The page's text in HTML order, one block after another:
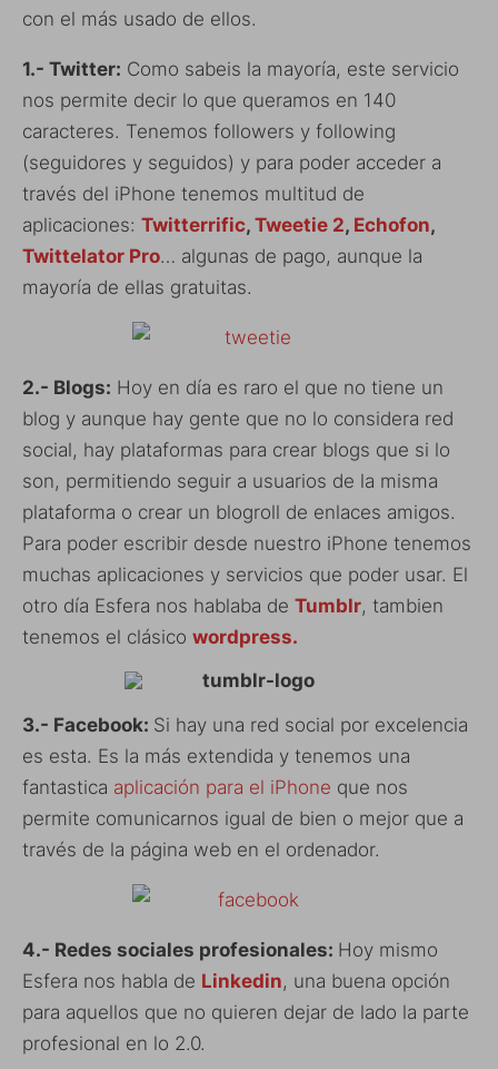
con el más usado de ellos.
1.- Twitter: Como sabeis la mayoría, este servicio
nos permite decir lo que queramos en 140
caracteres. Tenemos followers y following
(seguidores y seguidos) y para poder acceder a
través del iPhone tenemos multitud de
aplicaciones: Twitterrific, Tweetie 2, Echofon,
Twittelator Pro… algunas de pago, aunque la
mayoría de ellas gratuitas.
2.- Blogs: Hoy en día es raro el que no tiene un
blog y aunque hay gente que no lo considera red
social, hay plataformas para crear blogs que si lo
son, permitiendo seguir a usuarios de la misma
plataforma o crear un blogroll de enlaces amigos.
Para poder escribir desde nuestro iPhone tenemos
muchas aplicaciones y servicios que poder usar. El
otro día Esfera nos hablaba de Tumblr, tambien
tenemos el clásico wordpress.
3.- Facebook: Si hay una red social por excelencia
es esta. Es la más extendida y tenemos una
fantastica aplicación para el iPhone que nos
permite comunicarnos igual de bien o mejor que a
través de la página web en el ordenador.
4.- Redes sociales profesionales: Hoy mismo
Esfera nos habla de Linkedin, una buena opción
para aquellos que no quieren dejar de lado la parte
profesional en lo 2.0.